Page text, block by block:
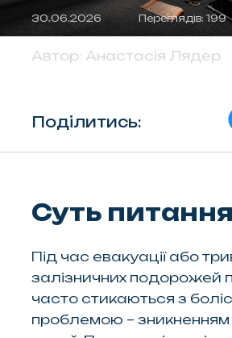
30.06.2026 Переглядів: 199
Автор: Анастасія Лядер
Поділитись:
Суть питання
Під час евакуації або
залізничних подорожей
часто стикаються з
проблемою –